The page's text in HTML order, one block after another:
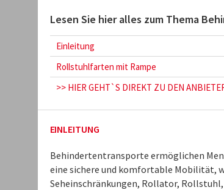
Lesen Sie hier alles zum Thema
Einleitung
Rollstuhlfarten mit Rampe
>> HIER GEHT`S DIREKT ZU DEN
EINLEITUNG
Behindertentransporte ermöglichen
eine sichere und komfortable Mobilität,
Seheinschränkungen, Rollator,